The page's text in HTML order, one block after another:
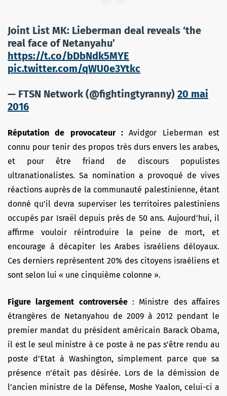
Joint List MK: Lieberman deal reveals ‘the
real face of Netanyahu’
https://t.co/bDbNdk5MYE
pic.twitter.com/qWU0e3Ytkc
— FTSN Network (@fightingtyranny) 20 mai
2016
Réputation de provocateur : Avidgor Lieberman est
connu pour tenir des propos très durs envers les arabes,
et pour être friand de discours populistes
ultranationalistes. Sa nomination a provoqué de vives
réactions auprès de la communauté palestinienne, étant
donné qu’il devra superviser les territoires palestiniens
occupés par Israël depuis près de 50 ans. Aujourd’hui, il
affirme vouloir réintroduire la peine de mort, et
encourage à décapiter les Arabes israéliens déloyaux.
Ces derniers représentent 20% des citoyens israéliens et
sont selon lui « une cinquième colonne ».
Figure largement controversée: Ministre des affaires
étrangères de Netanyahou de 2009 à 2012 pendant le
premier mandat du président américain Barack Obama,
il est le seul ministre à ce poste à ne pas s’être rendu au
poste d’Etat à Washington, simplement parce que sa
présence n’était pas désirée. Lors de la démission de
l’ancien ministre de la Défense, Moshe Yaalon, celui-ci a